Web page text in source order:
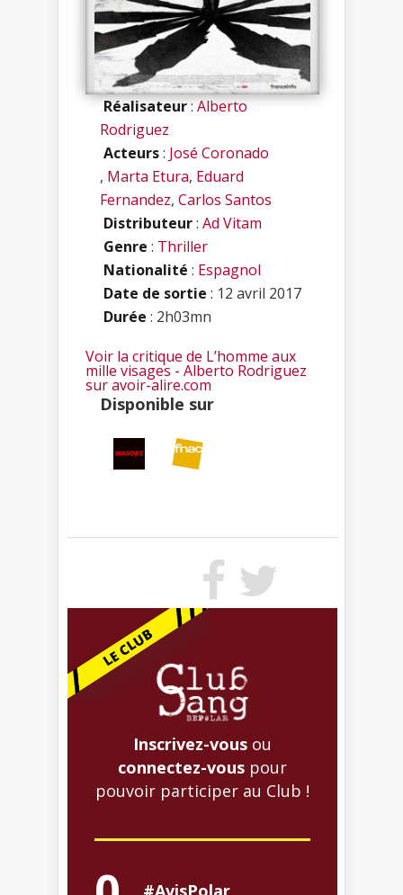
Réalisateur:Alberto
Rodriguez
Acteurs: José Coronado
, Marta Etura, Eduard
Fernandez, Carlos Santos
Distributeur: Ad Vitam
Genre : Thriller
Nationalité : Espagnol
Date de sortie : 12 avril 2017
Durée : 2h03mn
Voir la critique de L’homme aux
mille visages - Alberto Rodriguez
sur avoir-alire.com
Disponible sur
Inscrivez-vous ou
connectez-vous pour
pouvoir participer au Club !
#AvisPolar